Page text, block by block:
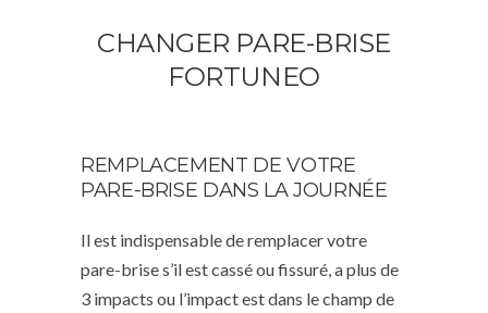
CHANGER PARE-BRISE
FORTUNEO
REMPLACEMENT DE VOTRE
PARE-BRISE DANS LA JOURNÉE
Il est indispensable de remplacer votre
pare-brise s’il est cassé ou fissuré, a plus de
3 impacts ou l’impact est dans le champ de